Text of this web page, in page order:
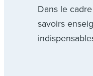
Dans le
savoirs